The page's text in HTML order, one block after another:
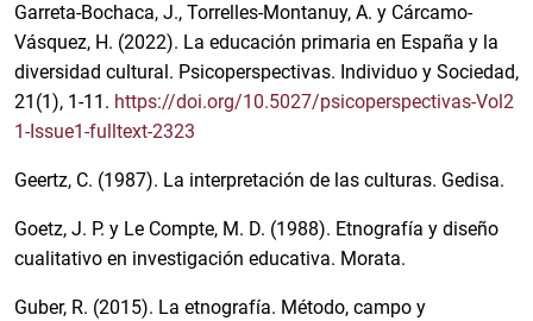
Garreta-Bochaca, J., Torrelles-Montanuy, A. y Cárcamo-
Vásquez, H. (2022). La educación primaria en España y la
diversidad cultural. Psicoperspectivas. Individuo y Sociedad,
21(1), 1-11. https://doi.org/10.5027/psicoperspectivas-Vol2
1-Issue1-fulltext-2323
Geertz, C. (1987). La interpretación de las culturas. Gedisa.
Goetz, J. P. y Le Compte, M. D. (1988). Etnografía y diseño
cualitativo en investigación educativa. Morata.
Guber, R. (2015). La etnografía. Método, campo y